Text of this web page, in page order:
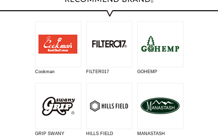
Cookman FILTER017 GOHEMP
GRIP SWANY HILLS FIELD MANASTASH